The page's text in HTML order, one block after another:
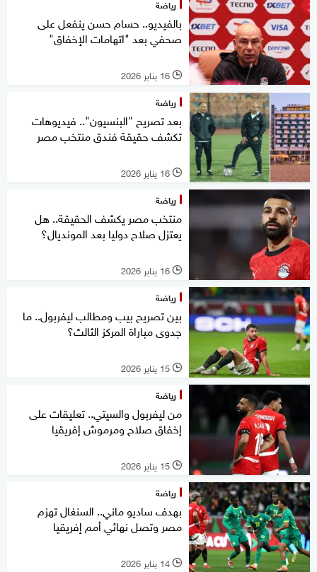
رياضة
بالفيديو.. حسام حسن ينفعل على
صحفي بعد "اتهامات الإخفاق"
l 16 يناير 2026
رياضة
بعد تصريح "البنسيون".. فيديوهات
تكشف حقيقة فندق منتخب مصر
l 16 يناير 2026
رياضة
منتخب مصر يكشف الحقيقة.. هل
يعتزل صلاح دوليا بعد المونديال؟
l 16 يناير 2026
رياضة
بين تصريح بيب ومطالب ليفربول.. ما
جدوى مباراة المركز الثالث؟
l 15 يناير 2026
رياضة
من ليفربول والسيتي.. تعليقات على
إخفاق صلاح ومرموش إفريقيا
l 15 يناير 2026
رياضة
بهدف ساديو ماني.. السنغال تهزم
مصر وتصل نهائي أمم إفريقيا
l 14 يناير 2026